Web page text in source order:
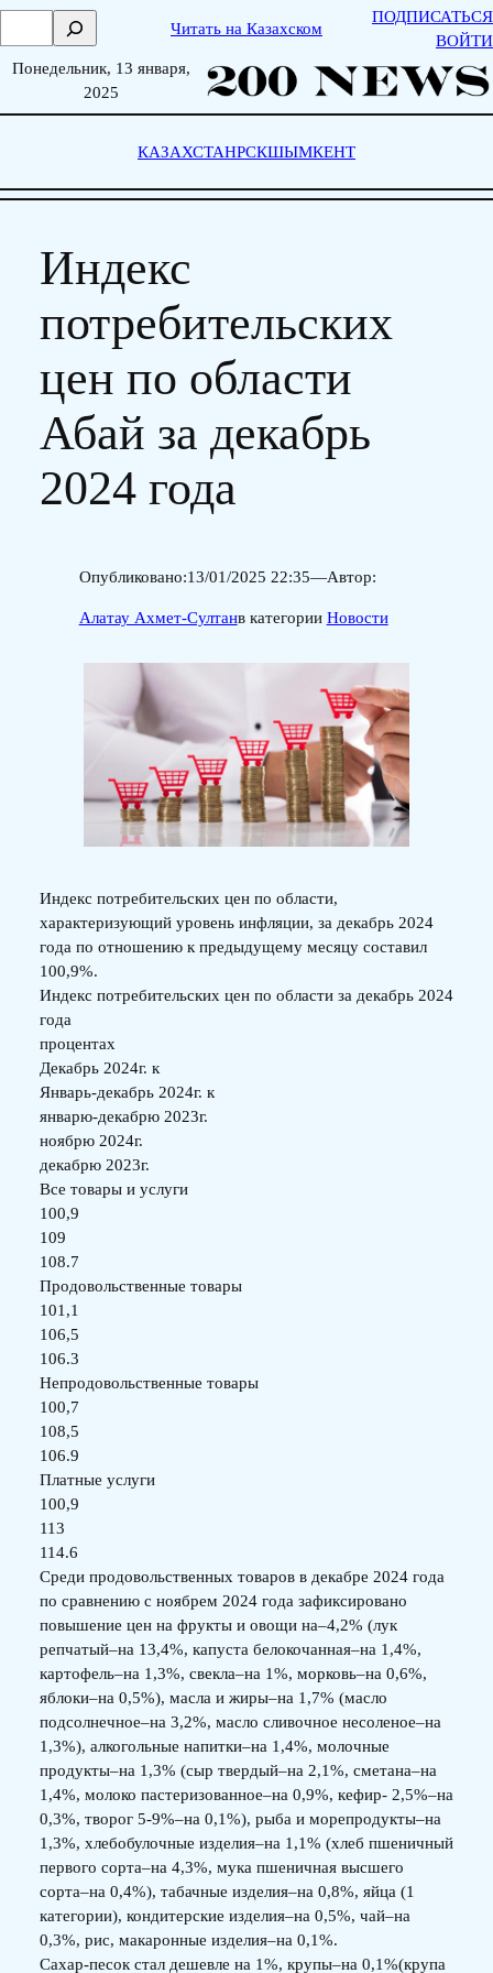
Skip
content
о
к
Читать на Казахском
ПОДПИСАТЬСЯ
ВОЙТИ
Понедельник, 13 января,
2025
КАЗАХСТАНРСКШЫМКЕНТ
Индекс
потребительских
цен по области
Абай за декабрь
2024 года
Опубликовано:13/01/2025 22:35—Автор:
Алатау Ахмет-Султанв категории Новости
Индекс потребительских цен по области,
характеризующий уровень инфляции, за декабрь 2024
года по отношению к предыдущему месяцу составил
100,9%.
Индекс потребительских цен по области за декабрь 2024
года
процентах
Декабрь 2024г. к
Январь-декабрь 2024г. к
январю-декабрю 2023г.
ноябрю 2024г.
декабрю 2023г.
Все товары и услуги
100,9
109
108.7
Продовольственные товары
101,1
106,5
106.3
Непродовольственные товары
100,7
108,5
106.9
Платные услуги
100,9
113
114.6
Среди продовольственных товаров в декабре 2024 года
по сравнению с ноябрем 2024 года зафиксировано
повышение цен на фрукты и овощи на–4,2% (лук
репчатый–на 13,4%, капуста белокочанная–на 1,4%,
картофель–на 1,3%, свекла–на 1%, морковь–на 0,6%,
яблоки–на 0,5%), масла и жиры–на 1,7% (масло
подсолнечное–на 3,2%, масло сливочное несоленое–на
1,3%), алкогольные напитки–на 1,4%, молочные
продукты–на 1,3% (сыр твердый–на 2,1%, сметана–на
1,4%, молоко пастеризованное–на 0,9%, кефир- 2,5%–на
0,3%, творог 5-9%–на 0,1%), рыба и морепродукты–на
1,3%, хлебобулочные изделия–на 1,1% (хлеб пшеничный
первого сорта–на 4,3%, мука пшеничная высшего
сорта–на 0,4%), табачные изделия–на 0,8%, яйца (1
категории), кондитерские изделия–на 0,5%, чай–на
0,3%, рис, макаронные изделия–на 0,1%.
Сахар-песок стал дешевле на 1%, крупы–на 0,1%(крупа